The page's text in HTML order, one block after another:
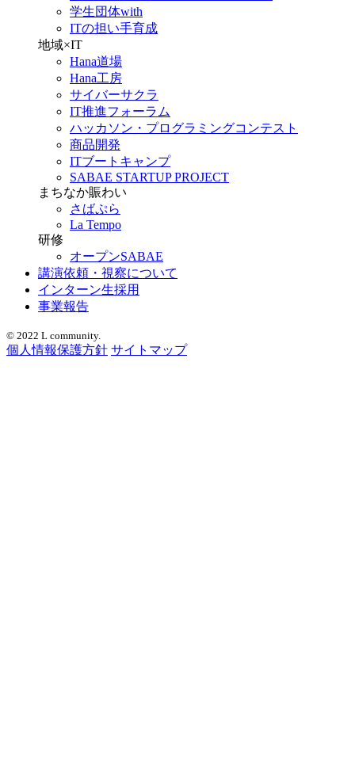
学生団体with
ITの担い手育成
地域×IT
Hana道場
Hana工房
サイバーサクラ
IT推進フォーラム
ハッカソン・プログラミングコンテスト
商品開発
ITブートキャンプ
SABAE STARTUP PROJECT
まちなか賑わい
さばぷら
La Tempo
研修
オープンSABAE
講演依頼・視察について
インターン生採用
事業報告
© 2022 L community.
個人情報保護方針 サイトマップ